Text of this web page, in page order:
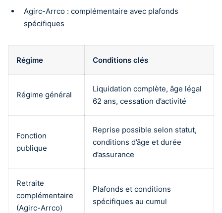
Agirc-Arrco : complémentaire avec plafonds
spécifiques
Régime Conditions clés
Régime général
Liquidation complète, âge légal
62 ans, cessation d’activité
Fonction
publique
Reprise possible selon statut,
conditions d’âge et durée
d’assurance
Retraite
complémentaire
(Agirc-Arrco)
Plafonds et conditions
spécifiques au cumul